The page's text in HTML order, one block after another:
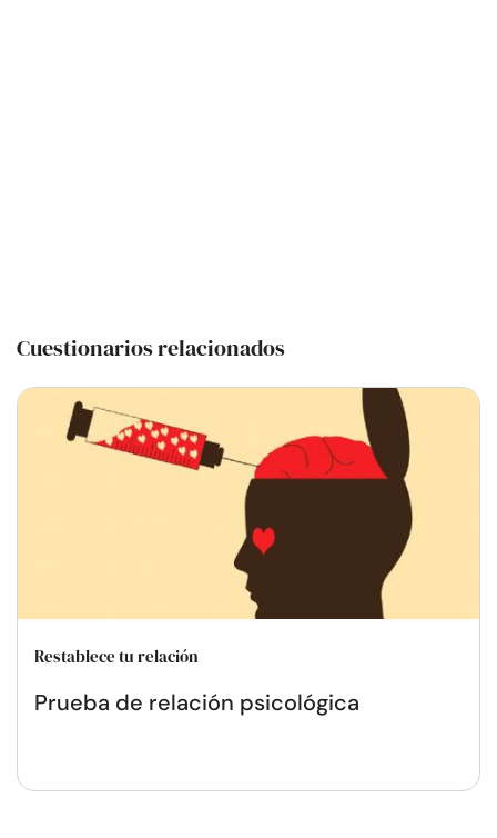
Cuestionarios relacionados
Restablece tu relación
Prueba de relación psicológica